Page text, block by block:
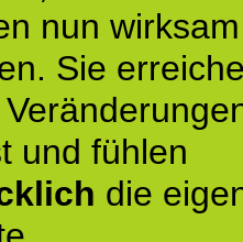
nun wirksam
Sie
und fühlen
die